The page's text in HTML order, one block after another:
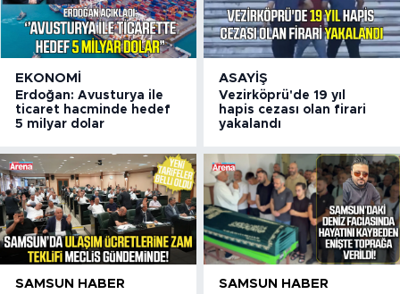
EKONOMI
Erdoğan: Avusturya ile
ticaret hacminde hedef
5 milyar dolar
ASAYIŞ
Vezirköprü'de 19 yıl
hapis cezası olan firari
yakalandı
SAMSUN HABER SAMSUN HABER